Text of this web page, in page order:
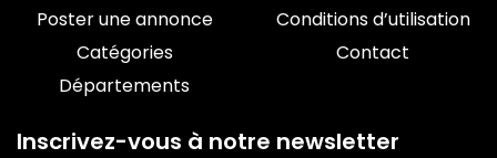
Poster une annonce
Catégories
Départements
Conditions d’utilisation
Contact
Inscrivez-vous à notre newsletter